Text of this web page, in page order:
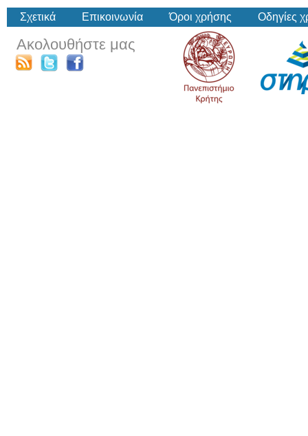
Σχετικά Επικοινωνία Όροι χρήσης Οδηγίες
Ακολουθήστε μας